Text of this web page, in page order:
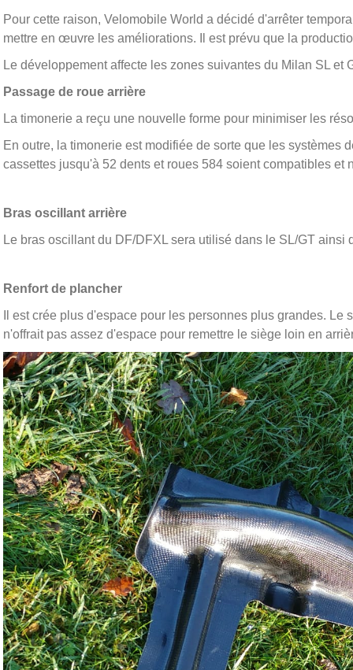
Pour cette raison, Velomobile World a décidé d'arrêter
mettre en œuvre les améliorations. Il est prévu que la
Le développement affecte les zones suivantes du Milan SL et
Passage de roue arrière
La timonerie a reçu une nouvelle forme pour minimiser les
En outre, la timonerie est modifiée de sorte que les systèmes
cassettes jusqu'à 52 dents et roues 584 soient compatibles et
Bras oscillant arrière
Le bras oscillant du DF/DFXL sera utilisé dans le SL/GT
Renfort de plancher
Il est crée plus d'espace pour les personnes plus grandes.
n'offrait pas assez d'espace pour remettre le siège loin en